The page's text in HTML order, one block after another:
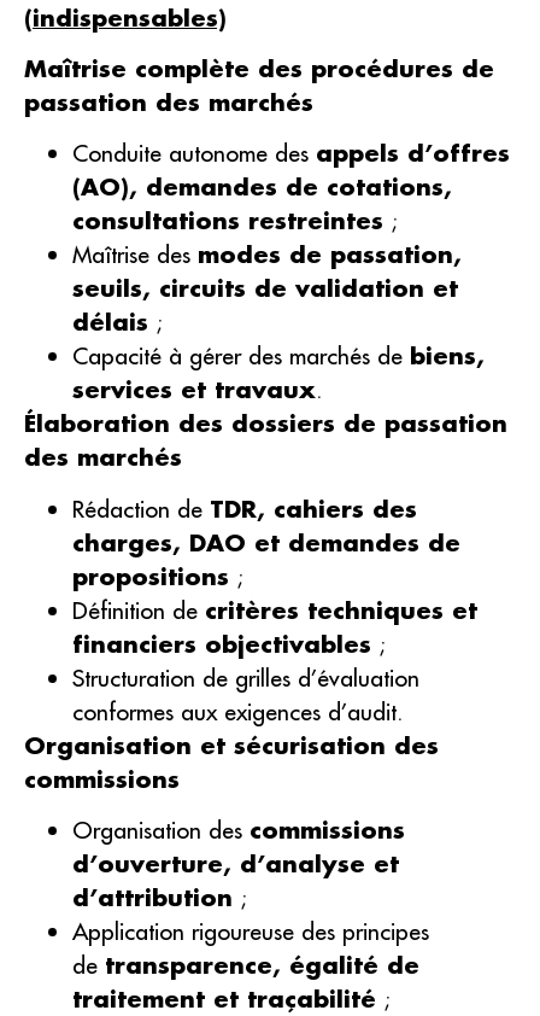
(indispensables)
Maîtrise complète des procédures de
passation des marchés
Conduite autonome des appels d’offres
(AO), demandes de cotations,
consultations restreintes ;
Maîtrise des modes de passation,
seuils, circuits de validation et
délais ;
Capacité à gérer des marchés de biens,
services et travaux.
Élaboration des dossiers de passation
des marchés
Rédaction de TDR, cahiers des
charges, DAO et demandes de
propositions ;
Définition de critères techniques et
financiers objectivables ;
Structuration de grilles d’évaluation
conformes aux exigences d’audit.
Organisation et sécurisation des
commissions
Organisation des commissions
d’ouverture, d’analyse et
d’attribution ;
Application rigoureuse des principes
de transparence, égalité de
traitement et traçabilité ;